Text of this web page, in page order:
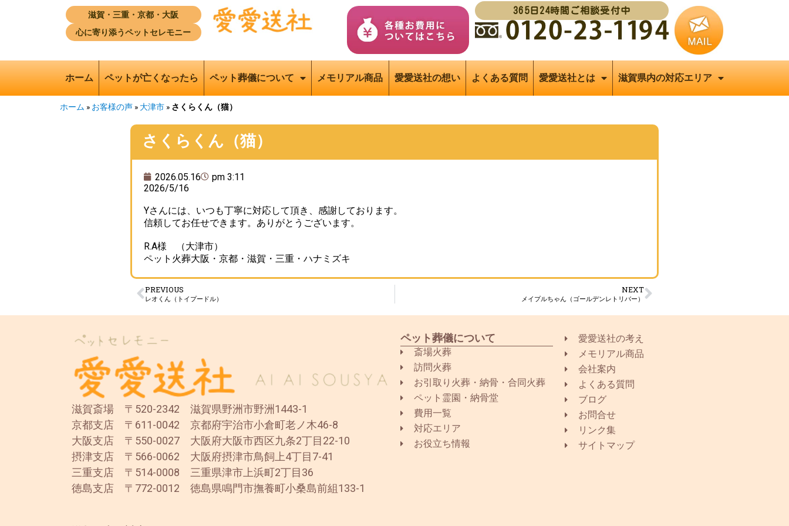
滋賀・三重・京都・大阪
心に寄り添うペットセレモニー
365日24時間ご相談受付中
ホーム ペットが亡くなったら ペット葬儀について メモリアル商品 愛愛送社の想い よくある質問 愛愛送社とは 滋賀県内の対応エリア
ホーム » お客様の声 » 大津市 » さくらくん（猫）
さくらくん（猫）
2026.05.16
pm 3:11
2026/5/16
Yさんには、いつも丁寧に対応して頂き、感謝しております。
信頼してお任せできます。ありがとうございます。
R.A様 （大津市）
ペット火葬大阪・京都・滋賀・三重・ハナミズキ
PREVIOUS
レオくん（トイプードル）
NEXT
メイプルちゃん（ゴールデンレトリバー）
滋賀斎場 〒520-2342 滋賀県野洲市野洲1443-1
京都支店 〒611-0042 京都府宇治市小倉町老ノ木46-8
大阪支店 〒550-0027 大阪府大阪市西区九条2丁目22-10
摂津支店 〒566-0062 大阪府摂津市鳥飼上4丁目7-41
三重支店 〒514-0008 三重県津市上浜町2丁目36
徳島支店 〒772-0012 徳島県鳴門市撫養町小桑島前組133-1
ペット葬儀について
斎場火葬
訪問火葬
お引取り火葬・納骨・合同火葬
ペット霊園・納骨堂
費用一覧
対応エリア
お役立ち情報
愛愛送社の考え
メモリアル商品
会社案内
よくある質問
ブログ
お問合せ
リンク集
サイトマップ